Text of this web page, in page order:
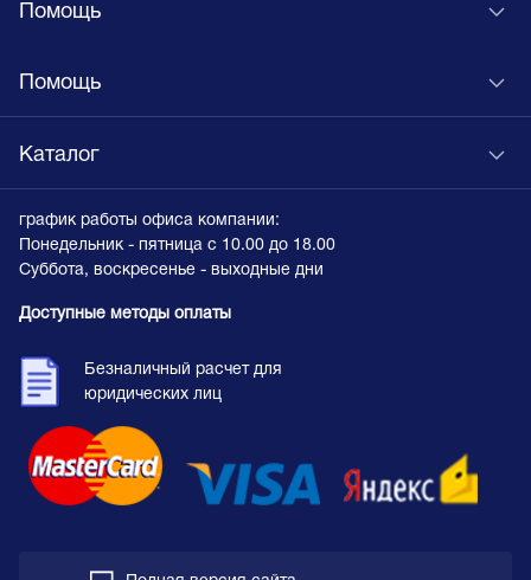
Помощь
Помощь
Каталог
график работы офиса компании:
Понедельник - пятница с 10.00 до 18.00
Суббота, воскресенье - выходные дни
Доступные методы оплаты
Безналичный расчет для
юридических лиц